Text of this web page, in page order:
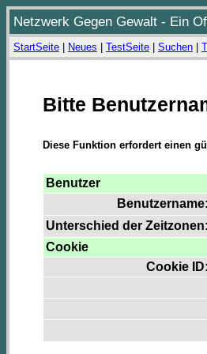
Netzwerk Gegen Gewalt - Ein
StartSeite Neues TestSeite Suchen
Bitte
Diese Funktion erfordert einen
Benutzer
Benutzername:
Unterschied der Zeitzonen:
Cookie
Cookie ID: